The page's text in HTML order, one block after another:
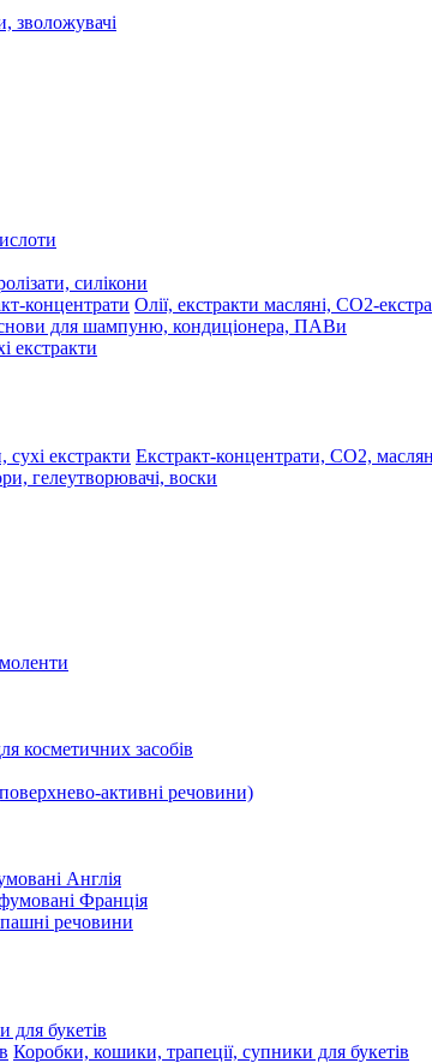
зволожувачі
силікони
Олії, екстракти масляні, СО2-
для шампуню, кондиціонера, ПАВи
екстракти
Екстракт-концентрати, СО2,
гелеутворювачі, воски
косметичних засобів
активні речовини)
Англія
Франція
речовини
для букетів
Коробки, кошики, трапеції, супники для букетів